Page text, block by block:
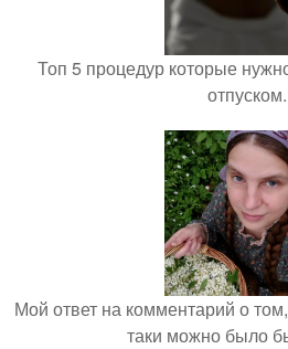
Топ 5 процедур которые
отпуском.
Мой ответ на комментарий о
таки можно было